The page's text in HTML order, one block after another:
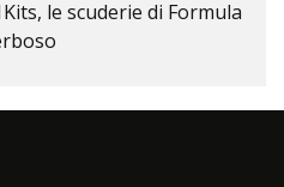
le scuderie di Formula